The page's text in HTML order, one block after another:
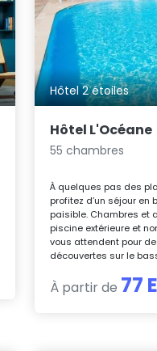
Hôtel 2 étoiles
Hôtel L'Océane
55 chambres
À quelques pas des
profitez d’un séjour
paisible. Chambres et
piscine extérieure et
vous attendent pour
découvertes sur le
À partir de 77